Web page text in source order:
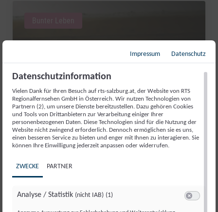
WASSERKRAFT WIE FRÜHER: DIE
GURRERMÜHLE ERZÄHLT
GESCHICHTE
Do., 2. Juli. 2026
Impressum Datenschutz
Datenschutzinformation
Vielen Dank für Ihren Besuch auf rts-salzburg.at, der Website von RTS
Regionalfernsehen GmbH in Österreich. Wir nutzen Technologien von
Partnern (2), um unsere Dienste bereitzustellen. Dazu gehören Cookies
und Tools von Drittanbietern zur Verarbeitung einiger Ihrer
personenbezogenen Daten. Diese Technologien sind für die Nutzung der
Website nicht zwingend erforderlich. Dennoch ermöglichen sie es uns,
einen besseren Service zu bieten und enger mit Ihnen zu interagieren. Sie
können Ihre Einwilligung jederzeit anpassen oder widerrufen.
ZWECKE PARTNER
Analyse / Statistik (nicht IAB) (1)